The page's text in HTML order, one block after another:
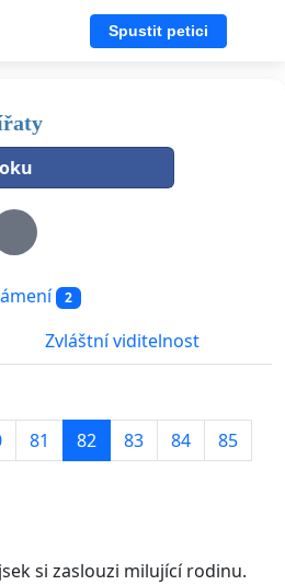
Spustit petici
2
Zvláštní viditelnost
81 82 83 84
85
si zaslouzi milující rodinu.